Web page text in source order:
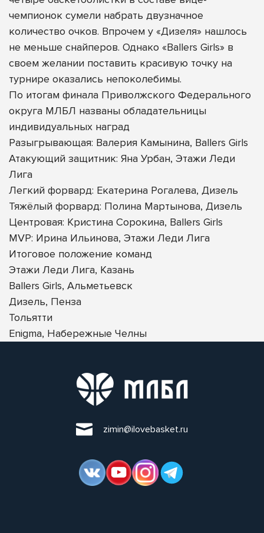
чемпионок сумели набрать двузначное
количество очков. Впрочем у «Дизеля» нашлось
не меньше снайперов. Однако «Ballers Girls» в
своем желании поставить красивую точку на
турнире оказались непоколебимы.
По итогам финала Приволжского Федерального
округа МЛБЛ названы обладательницы
индивидуальных наград
Разыгрывающая: Валерия Камынина, Ballers Girls
Атакующий защитник: Яна Урбан, Этажи Леди
Лига
Легкий форвард: Екатерина Рогалева, Дизель
Тяжёлый форвард: Полина Мартынова, Дизель
Центровая: Кристина Сорокина, Ballers Girls
MVP: Ирина Ильинова, Этажи Леди Лига
Итоговое положение команд
Этажи Леди Лига, Казань
Ballers Girls, Альметьевск
Дизель, Пенза
Тольятти
Enigma, Набережные Челны
zimin@ilovebasket.ru